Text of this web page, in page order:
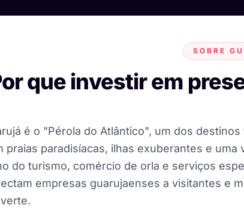
SOBRE
que investir em
é o "Pérola do Atlântico", um dos
praias paradisíacas, ilhas exuberantes e
do turismo, comércio de orla e serviços
empresas guarujaenses a visitantes e